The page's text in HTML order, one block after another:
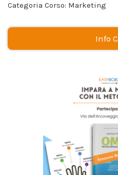
Categoria Corso: Marketing
Info